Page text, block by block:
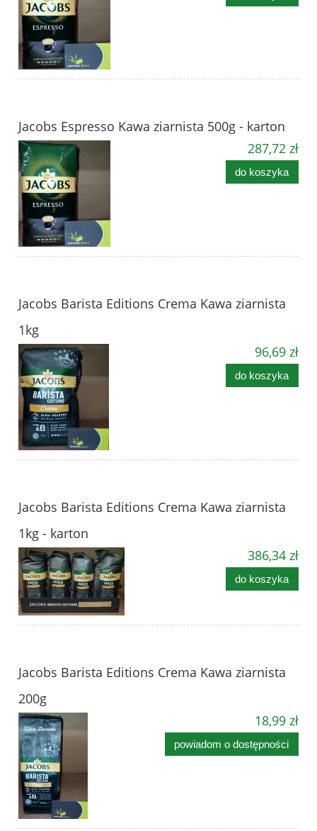
Jacobs Espresso Kawa ziarnista 500g - karton
287,72 zł
do koszyka
Jacobs Barista Editions Crema Kawa ziarnista
1kg
96,69 zł
do koszyka
Jacobs Barista Editions Crema Kawa ziarnista
1kg - karton
386,34 zł
do koszyka
Jacobs Barista Editions Crema Kawa ziarnista
200g
18,99 zł
powiadom o dostępności